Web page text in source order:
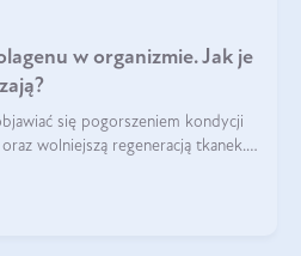
w organizmie. Jak je
się pogorszeniem kondycji
wolniejszą regeneracją tkanek.